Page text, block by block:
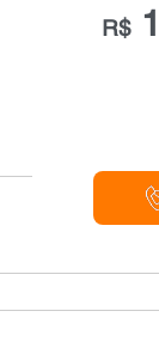
R$